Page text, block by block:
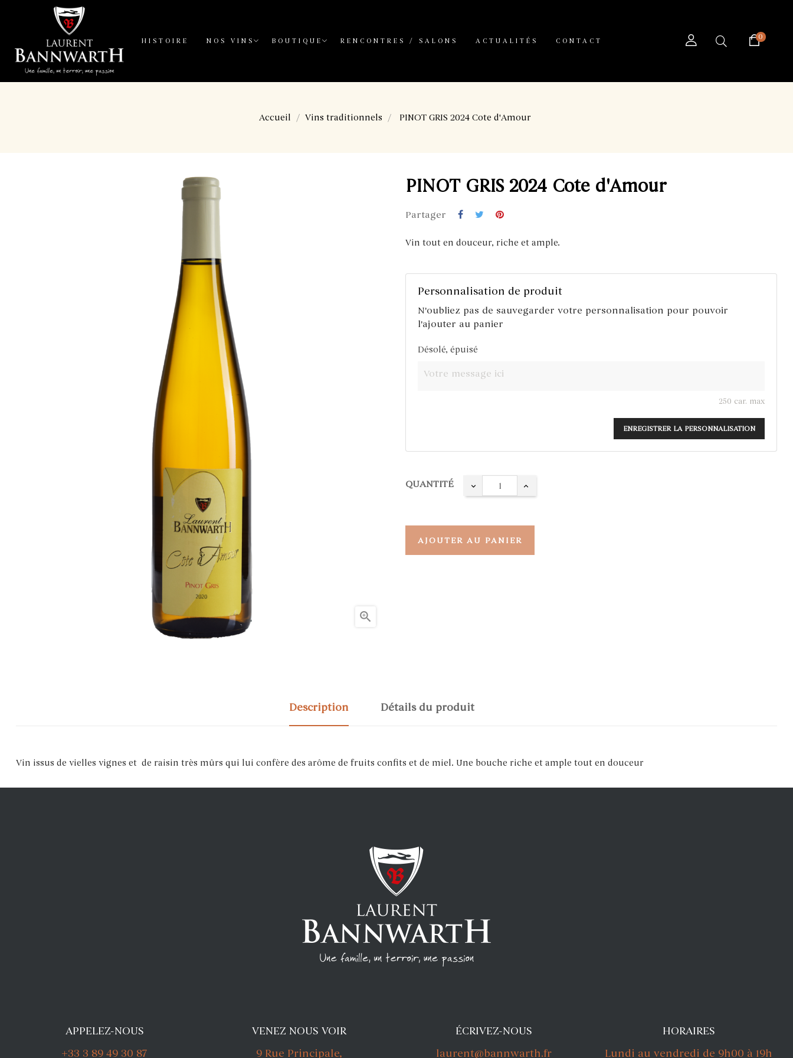
HISTOIRE NOS VINS BOUTIQUE RENCONTRES / SALONS ACTUALITÉS CONTACT
0
Accueil Vins traditionnels PINOT GRIS 2024 Cote d'Amour

PINOT GRIS 2024 Cote d'Amour
Partager
Vin tout en douceur, riche et ample.
Personnalisation de produit
N'oubliez pas de sauvegarder votre personnalisation pour pouvoir
l'ajouter au panier
Désolé, épuisé
250 car. max
ENREGISTRER LA PERSONNALISATION
QUANTITÉ
AJOUTER AU PANIER
Description Détails du produit
Vin issus de vielles vignes et de raisin très mûrs qui lui confère des arôme de fruits confits et de miel. Une bouche riche et ample tout en douceur
APPELEZ-NOUS
+33 3 89 49 30 87
VENEZ NOUS VOIR
9 Rue Principale,
ÉCRIVEZ-NOUS
laurent@bannwarth.fr
HORAIRES
Lundi au vendredi de 9h00 à 19h